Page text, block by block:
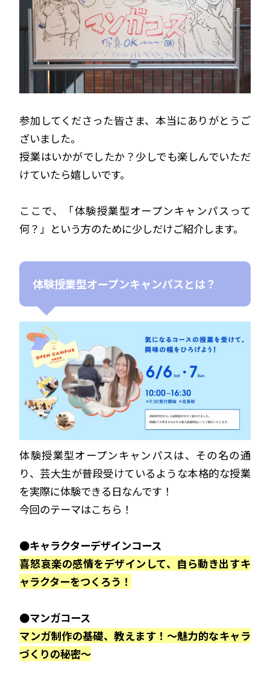
参加してくださった皆さま、本当にありがとうご
ざいました。
授業はいかがでしたか？少しでも楽しんでいただ
けていたら嬉しいです。
ここで、「体験授業型オープンキャンパスって
何？」という方のために少しだけご紹介します。
体験授業型オープンキャンパスとは？
体験授業型オープンキャンパスは、その名の通
り、芸大生が普段受けているような本格的な授業
を実際に体験できる日なんです！
今回のテーマはこちら！
●キャラクターデザインコース
喜怒哀楽の感情をデザインして、自ら動き出すキ
ャラクターをつくろう！
●マンガコース
マンガ制作の基礎、教えます！ ～魅力的なキャラ
づくりの秘密～